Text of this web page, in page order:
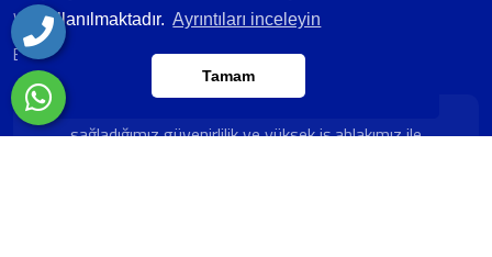
kullanılmaktadır. Ayrıntıları inceleyin
Tamam
Video Galeri
Blog/Haber
sağladığımız güvenirlilik ve yüksek iş ahlakımız ile